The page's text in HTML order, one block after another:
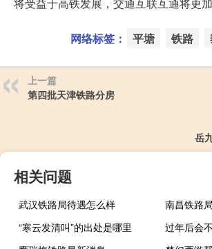
网络标签： 平塘 铁路
上一篇
第四批天津铁路分房
岳
相关问题
武汉铁路局待遇怎么样
南昌铁路
“寒云发清叫”的出处是哪里
过年后会